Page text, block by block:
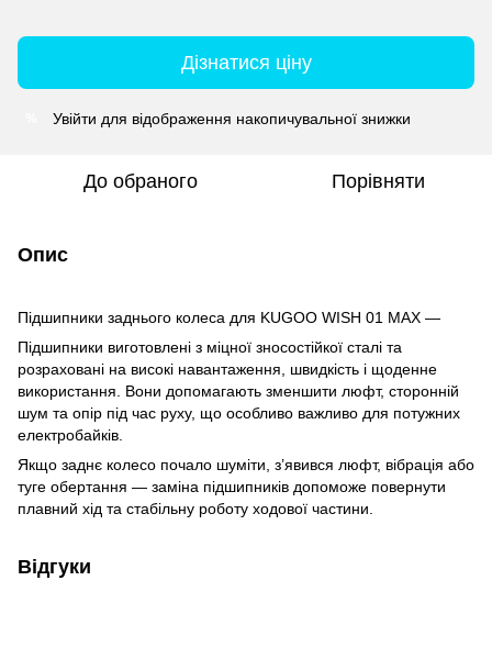
Дізнатися ціну
Увійти для відображення накопичувальної знижки
До обраного Порівняти
Опис
Підшипники заднього колеса для KUGOO WISH 01 MAX —
Підшипники виготовлені з міцної зносостійкої сталі та
розраховані на високі навантаження, швидкість і щоденне
використання. Вони допомагають зменшити люфт, сторонній
шум та опір під час руху, що особливо важливо для потужних
електробайків.
Якщо заднє колесо почало шуміти, з’явився люфт, вібрація або
туге обертання — заміна підшипників допоможе повернути
плавний хід та стабільну роботу ходової частини.
Відгуки